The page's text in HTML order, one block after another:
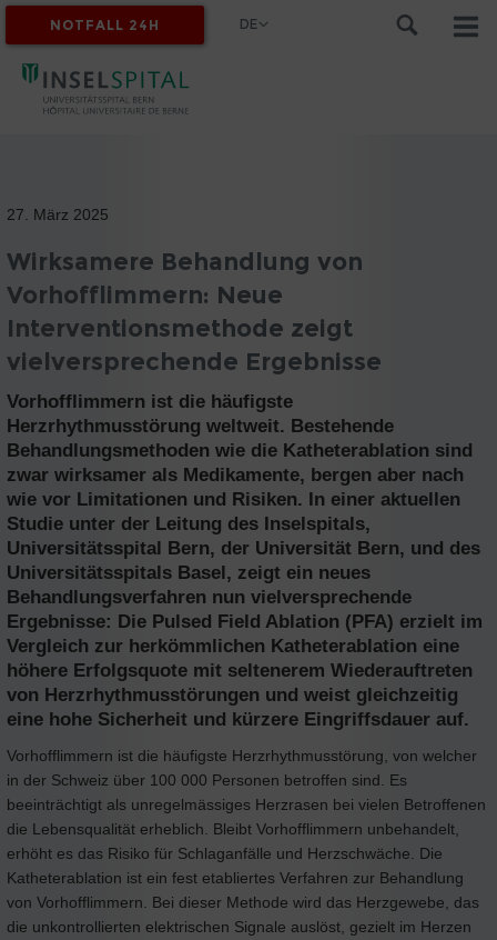
MYINSEL
NOTFALL 24H DE
27. März 2025
Wirksamere Behandlung von
Vorhofflimmern: Neue
Interventionsmethode zeigt
vielversprechende Ergebnisse
Vorhofflimmern ist die häufigste
Herzrhythmusstörung weltweit. Bestehende
Behandlungsmethoden wie die Katheterablation sind
zwar wirksamer als Medikamente, bergen aber nach
wie vor Limitationen und Risiken. In einer aktuellen
Studie unter der Leitung des Inselspitals,
Universitätsspital Bern, der Universität Bern, und des
Universitätsspitals Basel, zeigt ein neues
Behandlungsverfahren nun vielversprechende
Ergebnisse: Die Pulsed Field Ablation (PFA) erzielt im
Vergleich zur herkömmlichen Katheterablation eine
höhere Erfolgsquote mit seltenerem Wiederauftreten
von Herzrhythmusstörungen und weist gleichzeitig
eine hohe Sicherheit und kürzere Eingriffsdauer auf.
Vorhofflimmern ist die häufigste Herzrhythmusstörung, von welcher
in der Schweiz über 100 000 Personen betroffen sind. Es
beeinträchtigt als unregelmässiges Herzrasen bei vielen Betroffenen
die Lebensqualität erheblich. Bleibt Vorhofflimmern unbehandelt,
erhöht es das Risiko für Schlaganfälle und Herzschwäche. Die
Katheterablation ist ein fest etabliertes Verfahren zur Behandlung
von Vorhofflimmern. Bei dieser Methode wird das Herzgewebe, das
die unkontrollierten elektrischen Signale auslöst, gezielt im Herzen